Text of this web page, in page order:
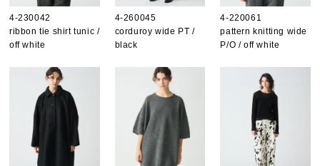
4-230042
ribbon tie shirt tunic /
off white
4-260045
corduroy wide PT /
black
4-220061
pattern knitting wide
P/O / off white